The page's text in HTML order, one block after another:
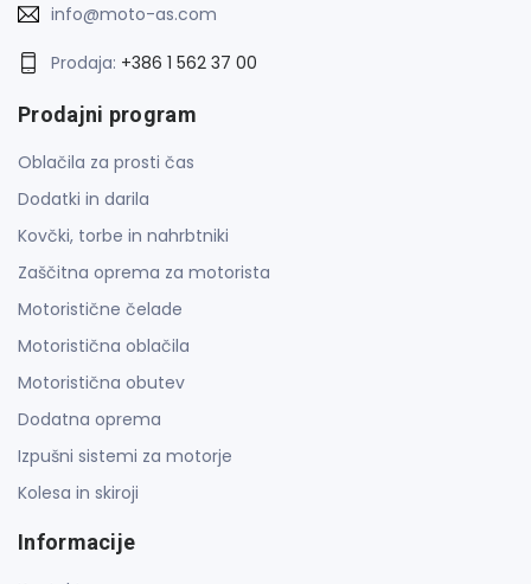
info@moto-as.com
Prodaja: +386 1 562 37 00
Prodajni program
Oblačila za prosti čas
Dodatki in darila
Kovčki, torbe in nahrbtniki
Zaščitna oprema za motorista
Motoristične čelade
Motoristična oblačila
Motoristična obutev
Dodatna oprema
Izpušni sistemi za motorje
Kolesa in skiroji
Informacije